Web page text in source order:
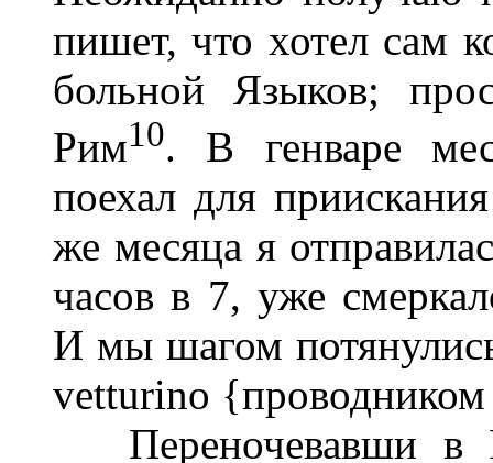
пишет, что хотел сам
больной Языков;
Рим10. В генваре
поехал для
же месяца я
часов в 7, уже
И мы шагом
vetturino
Переночевавши в